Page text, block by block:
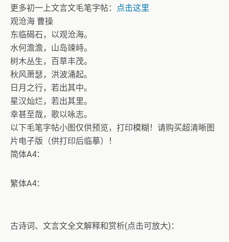
更多初一上文言文毛笔字帖：
点击这里
观沧海 曹操
东临碣石，以观沧海。
水何澹澹，山岛竦峙。
树木丛生，百草丰茂。
秋风萧瑟，洪波涌起。
日月之行，若出其中。
星汉灿烂，若出其里。
幸甚至哉，歌以咏志。
以下毛笔字帖小图仅供预览，打印模糊！请购买超清晰图
片电子版（供打印后临摹）！
简体A4：
繁体A4：
古诗词、文言文全文解释和赏析(点击可放大)：